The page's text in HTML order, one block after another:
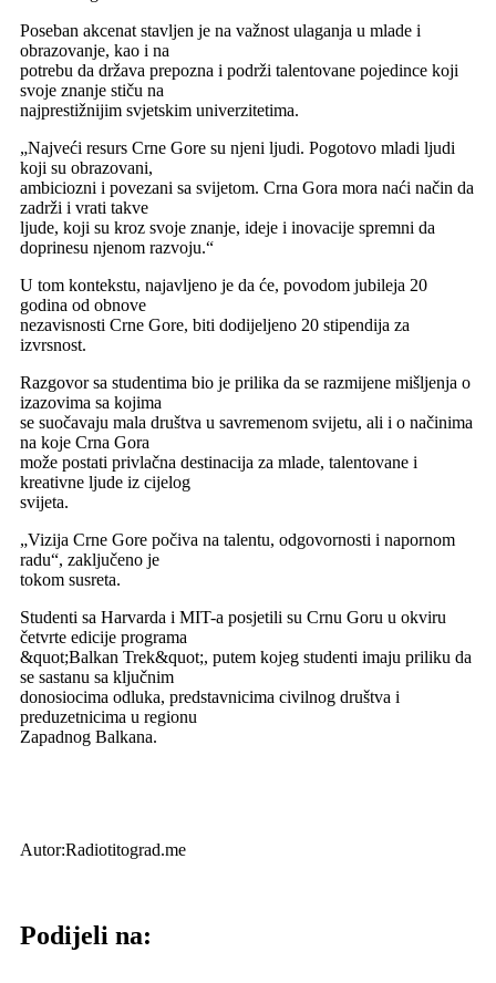
Poseban akcenat stavljen je na važnost ulaganja u mlade i
obrazovanje, kao i na
potrebu da država prepozna i podrži talentovane pojedince koji
svoje znanje stiču na
najprestižnijim svjetskim univerzitetima.
„Najveći resurs Crne Gore su njeni ljudi. Pogotovo mladi ljudi
koji su obrazovani,
ambiciozni i povezani sa svijetom. Crna Gora mora naći način da
zadrži i vrati takve
ljude, koji su kroz svoje znanje, ideje i inovacije spremni da
doprinesu njenom razvoju.“
U tom kontekstu, najavljeno je da će, povodom jubileja 20
godina od obnove
nezavisnosti Crne Gore, biti dodijeljeno 20 stipendija za
izvrsnost.
Razgovor sa studentima bio je prilika da se razmijene mišljenja o
izazovima sa kojima
se suočavaju mala društva u savremenom svijetu, ali i o načinima
na koje Crna Gora
može postati privlačna destinacija za mlade, talentovane i
kreativne ljude iz cijelog
svijeta.
„Vizija Crne Gore počiva na talentu, odgovornosti i napornom
radu“, zaključeno je
tokom susreta.
Studenti sa Harvarda i MIT-a posjetili su Crnu Goru u okviru
četvrte edicije programa
&quot;Balkan Trek&quot;, putem kojeg studenti imaju priliku da
se sastanu sa ključnim
donosiocima odluka, predstavnicima civilnog društva i
preduzetnicima u regionu
Zapadnog Balkana.
Autor:Radiotitograd.me
Podijeli na: